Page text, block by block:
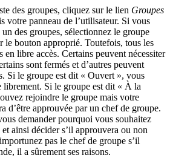
des groupes, cliquez sur le lien Groupes
votre panneau de l’utilisateur. Si vous
des groupes, sélectionnez le groupe
le bouton approprié. Toutefois, tous les
en libre accès. Certains peuvent nécessiter
sont fermés et d’autres peuvent
Si le groupe est dit « Ouvert », vous
librement. Si le groupe est dit « À la
rejoindre le groupe mais votre
d’être approuvée par un chef de groupe.
demander pourquoi vous souhaitez
ainsi décider s’il approuvera ou non
pas le chef de groupe s’il
il a sûrement ses raisons.